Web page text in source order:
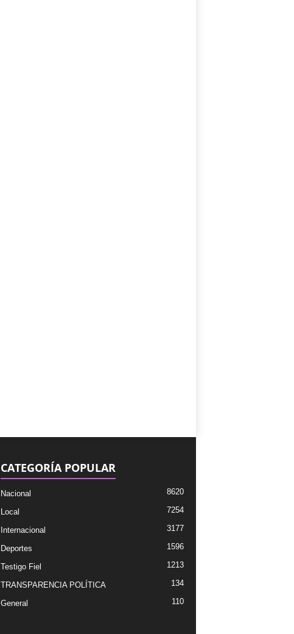
CATEGORÍA POPULAR
Nacional 8620
Local 7254
Internacional 3177
Deportes 1596
Testigo Fiel 1213
TRANSPARENCIA POLÍTICA 134
General 110